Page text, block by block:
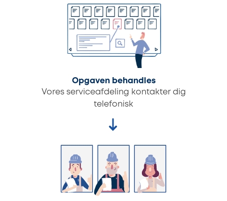
Opgaven behandles
Vores serviceafdeling kontakter dig
telefonisk